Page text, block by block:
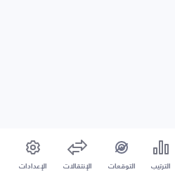
الترتيب التوقعات الإنتقالات الإعدادات